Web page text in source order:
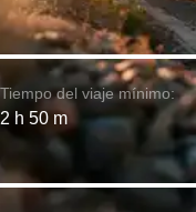
Tiempo del viaje mínimo:
2 h 50 m